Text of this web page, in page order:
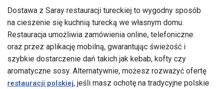
Dostawa z Saray restauracji tureckiej to wygodny sposób
na cieszenie się kuchnią turecką we własnym domu.
Restauracja umożliwia zamówienia online, telefoniczne
oraz przez aplikację mobilną, gwarantując świeżość i
szybkie dostarczenie dań takich jak kebab, kofty czy
aromatyczne sosy. Alternatywnie, możesz rozważyć ofertę
restauracji polskiej, jeśli masz ochotę na tradycyjne polskie